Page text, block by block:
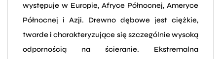
występuje w Europie, Afryce Północnej, Ameryce
Północnej i Azji. Drewno dębowe jest ciężkie,
twarde i charakteryzujące się szczególnie wysoką
odpornością na ścieranie. Ekstremalna